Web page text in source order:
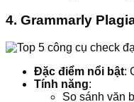
4. Grammarly
Đặc điểm nổi bật:
Tính năng:
So sánh văn